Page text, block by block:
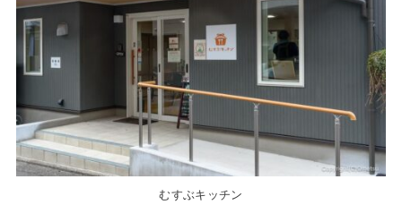
むすぶキッチン